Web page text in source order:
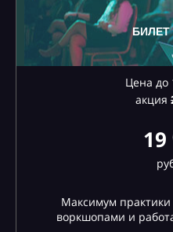
БИЛЕТ
Цена до
акция
19
Максимум практики
воркшопами и